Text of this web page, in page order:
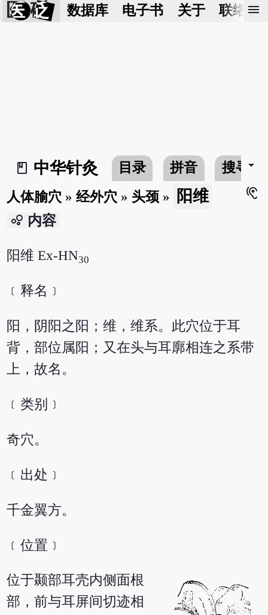
医 砭 数据库 电子书 关于 联络我
menu
book_2
中华针灸 目录 拼音 搜寻arrow_drop_down
人体腧穴 »经外穴 » 头颈 » 阳维
hearing
bubble_chart 内容
阳维 Ex-HN30
﹝释名﹞
阳，阴阳之阳；维，维系。此穴位于耳
背，部位属阳；又在头与耳廓相连之系带
上，故名。
﹝类别﹞
奇穴。
﹝出处﹞
千金翼方。
﹝位置﹞
位于颞部耳壳内侧面根
部，前与耳屏间切迹相